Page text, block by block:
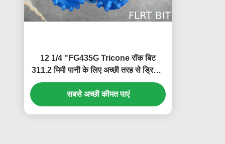
12 1/4 "FG435G Tricone रॉक बिट
311.2 मिमी पानी के लिए अच्छी तरह से ड्रिलिंग
आईएसओ 9001 प्रमाणित
सबसे अच्छी कीमत पाएं